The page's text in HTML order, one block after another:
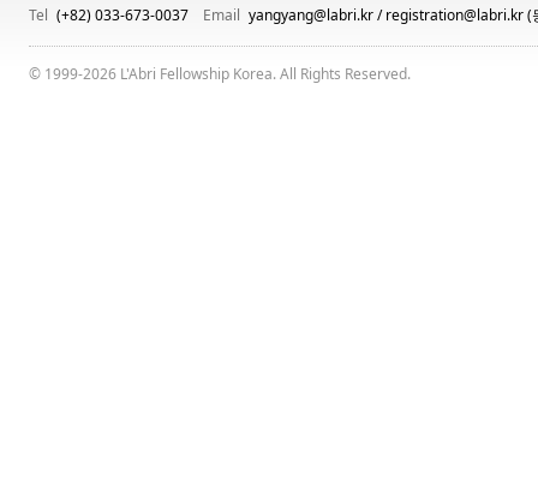
Tel (+82) 033-673-0037 Email yangyang@labri.kr/registration@labri.kr(
© 1999-2026 L'Abri Fellowship Korea. All Rights Reserved.